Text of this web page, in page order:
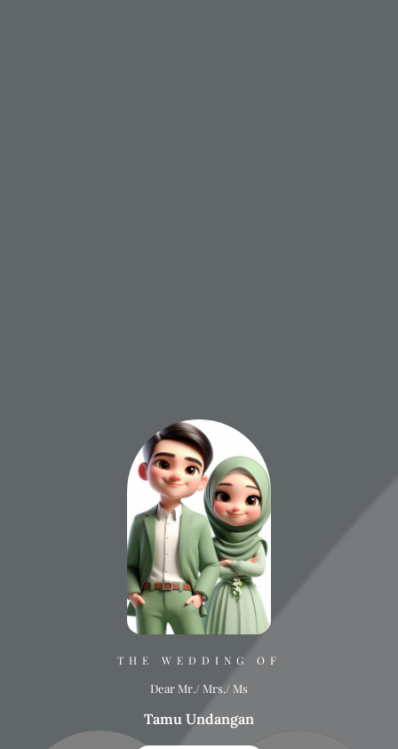
THE WEDDING OF
Dear Mr./ Mrs./ Ms
Tamu Undangan